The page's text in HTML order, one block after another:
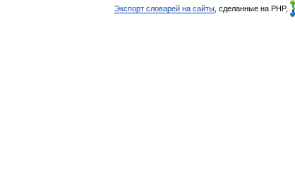
Экспорт словарей на сайты , сделанные на PHP,